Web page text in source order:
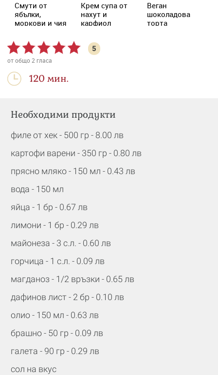
Смути от
ябълки,
моркови и чия
Крем супа от
нахут и
карфиол
Веган
шоколадова
торта
5
от общо2 гласа
120 мин.
Необходими продукти
филе от хек - 500 гр - 8.00 лв
картофи варени - 350 гр - 0.80 лв
прясно мляко - 150 мл - 0.43 лв
вода - 150 мл
яйца - 1 бр - 0.67 лв
лимони - 1 бр - 0.29 лв
майонеза - 3 с.л. - 0.60 лв
горчица - 1 с.л. - 0.09 лв
магданоз - 1/2 връзки - 0.65 лв
дафинов лист - 2 бр - 0.10 лв
олио - 150 мл - 0.63 лв
брашно - 50 гр - 0.09 лв
галета - 90 гр - 0.29 лв
сол на вкус